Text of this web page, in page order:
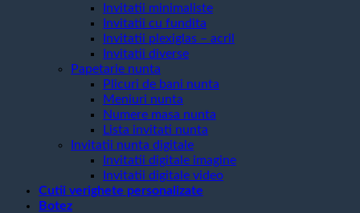
Invitatii minimaliste
Invitatii cu fundita
Invitatii plexiglas – acril
Invitatii diverse
Papetarie nunta
Plicuri de bani nunta
Meniuri nunta
Numere masa nunta
Lista invitati nunta
Invitatii nunta digitale
Invitatii digitale imagine
Invitatii digitale video
Cutii verighete personalizate
Botez